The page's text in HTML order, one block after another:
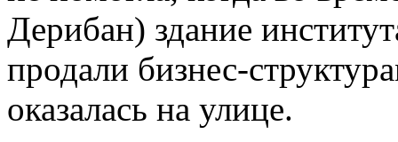
Дерибан) здание
продали бизнес-
оказалась на улице.